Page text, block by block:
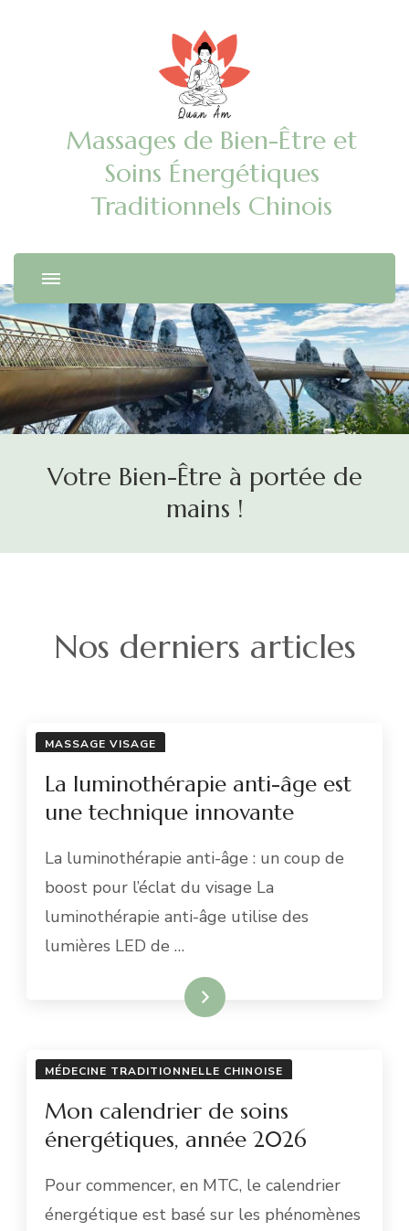
Massages de Bien-Être et
Soins Énergétiques
Traditionnels Chinois
Votre Bien-Être à portée de
mains !
Nos derniers articles
MASSAGE VISAGE
La luminothérapie anti-âge est
une technique innovante
La luminothérapie anti-âge : un coup de
boost pour l’éclat du visage La
luminothérapie anti-âge utilise des
lumières LED de …
En savoir plus
MÉDECINE TRADITIONNELLE CHINOISE
Mon calendrier de soins
énergétiques, année 2026
Pour commencer, en MTC, le calendrier
énergétique est basé sur les phénomènes